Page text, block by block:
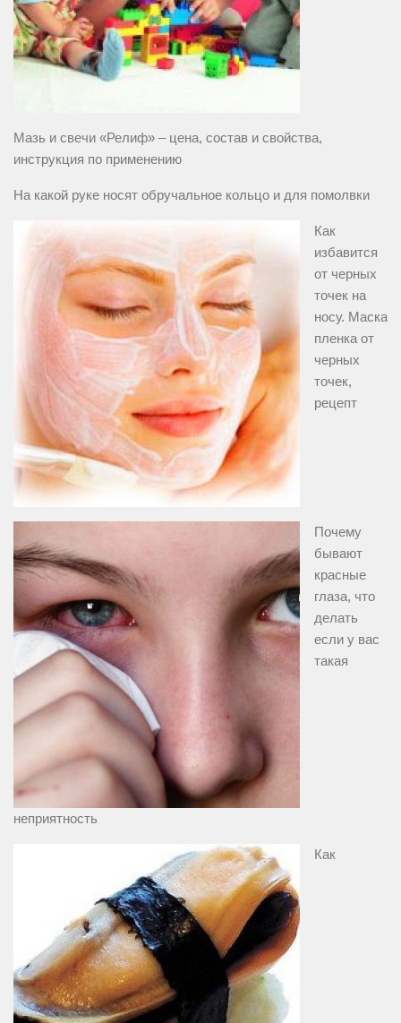
Мазь и свечи «Релиф» – цена, состав и свойства,
инструкция по применению
На какой руке носят обручальное кольцо и для помолвки
Как
избавится
от черных
точек на
носу. Маска
пленка от
черных
точек,
рецепт
Почему
бывают
красные
глаза, что
делать
если у вас
такая
неприятность
Как